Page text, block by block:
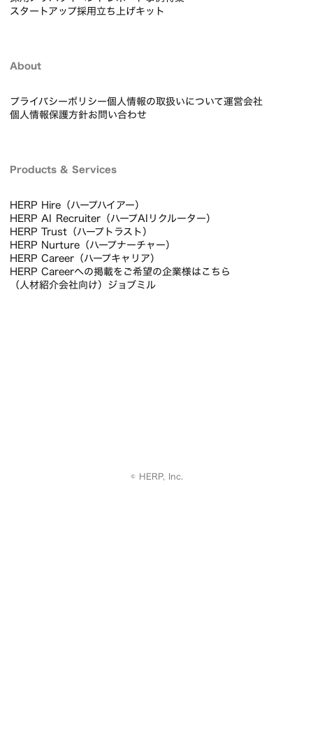
スタートアップ採用立ち上げキット
About
プライバシーポリシー個人情報の取扱いについて運営会社
個人情報保護方針お問い合わせ
Products & Services
HERP Hire（ハープハイアー）
HERP AI Recruiter（ハープAIリクルーター）
HERP Trust（ハープトラスト）
HERP Nurture（ハープナーチャー）
HERP Career（ハープキャリア）
HERP Careerへの掲載をご希望の企業様はこちら
（人材紹介会社向け）ジョブミル
© HERP, Inc.